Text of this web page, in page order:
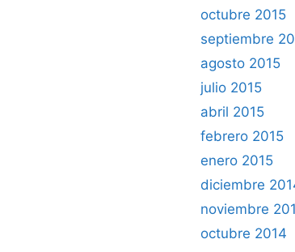
octubre 2015
septiembre
agosto 2015
julio 2015
abril 2015
febrero 2015
enero 2015
diciembre
noviembre
octubre 2014